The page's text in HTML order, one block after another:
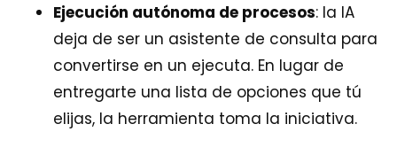
Ejecución autónoma de procesos: la IA
deja de ser un asistente de consulta para
convertirse en un ejecuta. En lugar de
entregarte una lista de opciones que tú
elijas, la herramienta toma la iniciativa.